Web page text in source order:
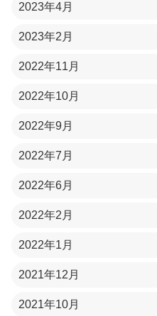
2023年4月
2023年2月
2022年11月
2022年10月
2022年9月
2022年7月
2022年6月
2022年2月
2022年1月
2021年12月
2021年10月